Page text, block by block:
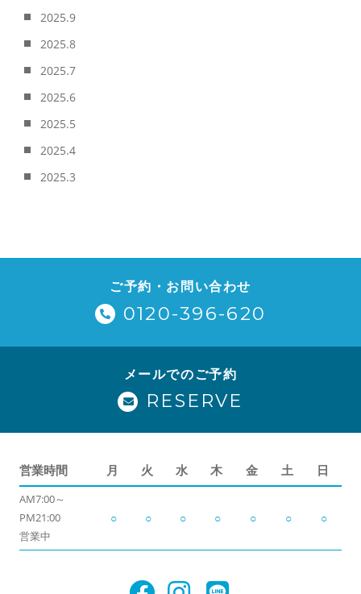
2025.9
2025.8
2025.7
2025.6
2025.5
2025.4
2025.3
ご予約・お問い合わせ
0120-396-620
メールでのご予約
RESERVE
営業時間 月 火 水 木 金 土 日
AM7:00～
PM21:00
営業中
○ ○ ○ ○ ○ ○ ○